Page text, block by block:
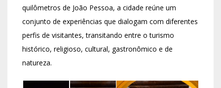
quilômetros de João Pessoa, a cidade reúne um
conjunto de experiências que dialogam com diferentes
perfis de visitantes, transitando entre o turismo
histórico, religioso, cultural, gastronômico e de
natureza.